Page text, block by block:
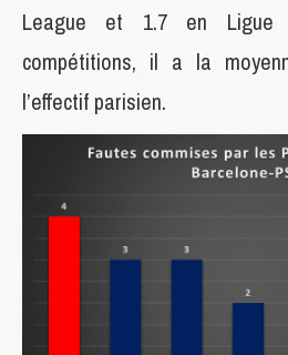
League et 1.7 en
compétitions, il a la
l’effectif parisien.